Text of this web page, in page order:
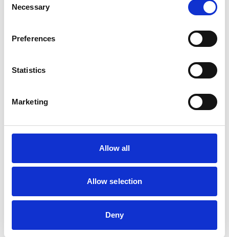
Selection
Necessary
Preferences
Statistics
Marketing
Allow all
Allow selection
Deny
WELL NO-RIM
Strömaterial till
Toalettlock